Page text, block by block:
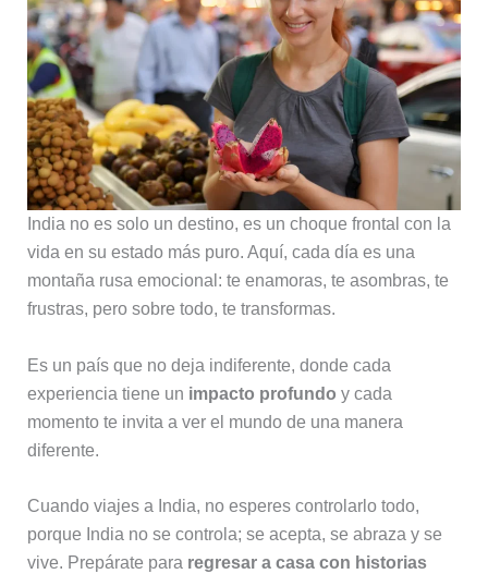
India no es solo un destino, es un choque frontal con la
vida en su estado más puro. Aquí, cada día es una
montaña rusa emocional: te enamoras, te asombras, te
frustras, pero sobre todo, te transformas.
Es un país que no deja indiferente, donde cada
experiencia tiene un impacto profundo y cada
momento te invita a ver el mundo de una manera
diferente.
Cuando viajes a India, no esperes controlarlo todo,
porque India no se controla; se acepta, se abraza y se
vive. Prepárate para regresar a casa con historias